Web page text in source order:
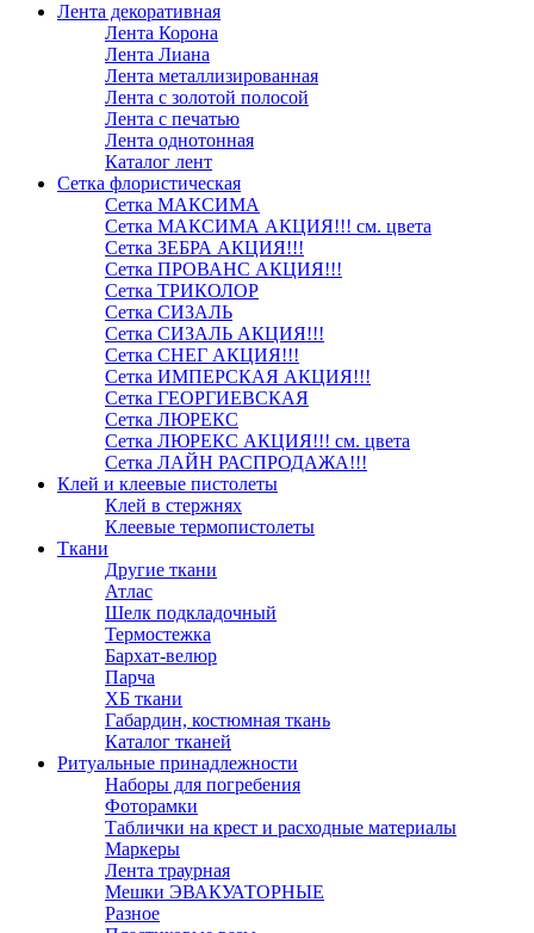
Лента декоративная
Лента Корона
Лента Лиана
Лента металлизированная
Лента с золотой полосой
Лента с печатью
Лента однотонная
Каталог лент
Сетка флористическая
Сетка МАКСИМА
Сетка МАКСИМА АКЦИЯ!!! см. цвета
Сетка ЗЕБРА АКЦИЯ!!!
Сетка ПРОВАНС АКЦИЯ!!!
Сетка ТРИКОЛОР
Сетка СИЗАЛЬ
Сетка СИЗАЛЬ АКЦИЯ!!!
Сетка СНЕГ АКЦИЯ!!!
Сетка ИМПЕРСКАЯ АКЦИЯ!!!
Сетка ГЕОРГИЕВСКАЯ
Сетка ЛЮРЕКС
Сетка ЛЮРЕКС АКЦИЯ!!! см. цвета
Сетка ЛАЙН РАСПРОДАЖА!!!
Клей и клеевые пистолеты
Клей в стержнях
Клеевые термопистолеты
Ткани
Другие ткани
Атлас
Шелк подкладочный
Термостежка
Бархат-велюр
Парча
ХБ ткани
Габардин, костюмная ткань
Каталог тканей
Ритуальные принадлежности
Наборы для погребения
Фоторамки
Таблички на крест и расходные материалы
Маркеры
Лента траурная
Мешки ЭВАКУАТОРНЫЕ
Разное